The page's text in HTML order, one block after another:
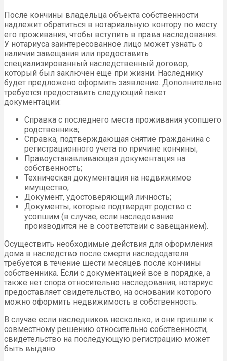
После кончины владельца объекта собственности
надлежит обратиться в нотариальную контору по месту
его проживания, чтобы вступить в права наследования.
У нотариуса заинтересованное лицо может узнать о
наличии завещания или предоставить
специализированный наследственный договор,
который был заключен еще при жизни. Наследнику
будет предложено оформить заявление. Дополнительно
требуется предоставить следующий пакет
документации:
Справка с последнего места проживания усопшего
родственника;
Справка, подтверждающая снятие гражданина с
регистрационного учета по причине кончины;
Правоустанавливающая документация на
собственность;
Техническая документация на недвижимое
имущество;
Документ, удостоверяющий личность;
Документы, которые подтвердят родство с
усопшим (в случае, если наследование
производится не в соответствии с завещанием).
Осуществить необходимые действия для оформления
дома в наследство после смерти наследодателя
требуется в течение шести месяцев после кончины
собственника. Если с документацией все в порядке, а
также нет спора относительно наследования, нотариус
предоставляет свидетельство, на основании которого
можно оформить недвижимость в собственность.
В случае если наследников несколько, и они пришли к
совместному решению относительно собственности,
свидетельство на последующую регистрацию может
быть выдано: